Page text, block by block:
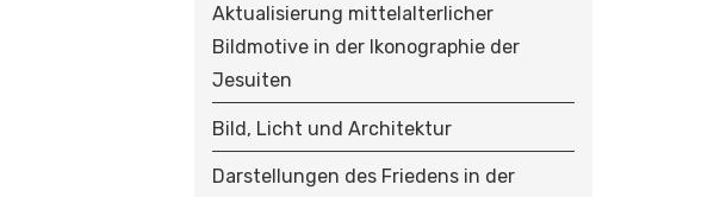
Aktualisierung mittelalterlicher
Bildmotive in der Ikonographie der
Jesuiten
Bild, Licht und Architektur
Darstellungen des Friedens in der